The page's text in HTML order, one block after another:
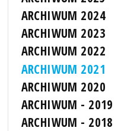
ARCHIWUM 2024
ARCHIWUM 2023
ARCHIWUM 2022
ARCHIWUM 2021
ARCHIWUM 2020
ARCHIWUM - 2019
ARCHIWUM - 2018